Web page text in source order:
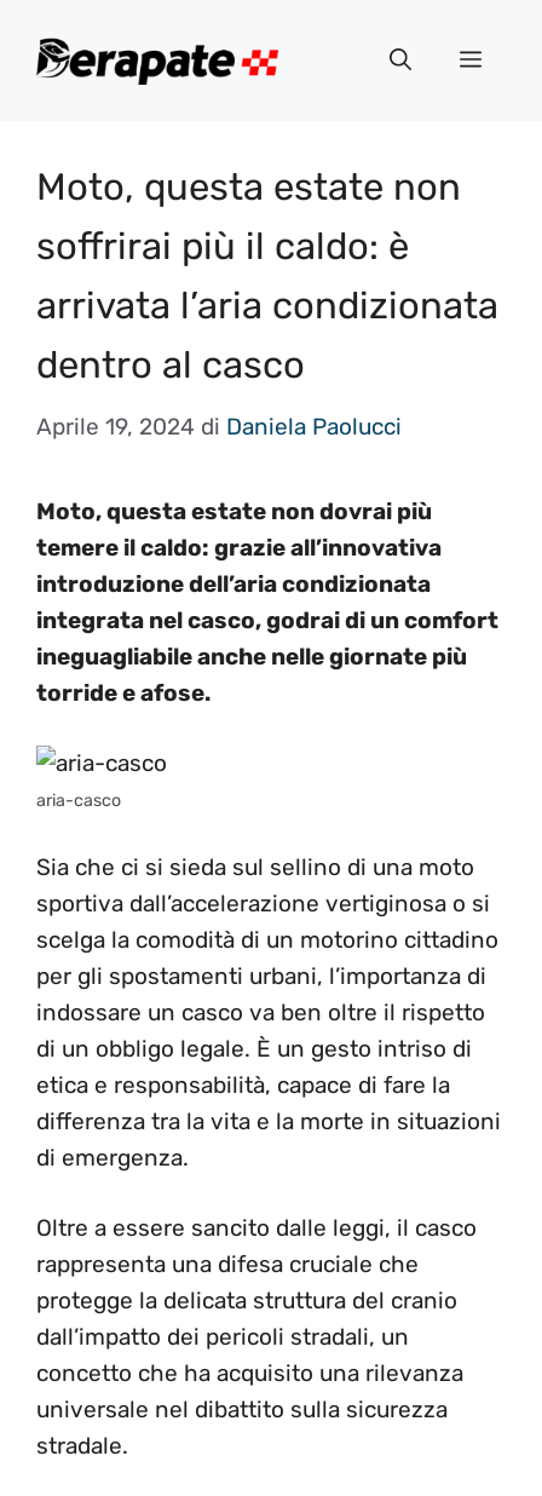
Menu
Moto, questa estate non
soffrirai più il caldo: è
arrivata l’aria condizionata
dentro al casco
Aprile 19, 2024 di Daniela Paolucci
Moto, questa estate non dovrai più
temere il caldo: grazie all’innovativa
introduzione dell’aria condizionata
integrata nel casco, godrai di un comfort
ineguagliabile anche nelle giornate più
torride e afose.
aria-casco
Sia che ci si sieda sul sellino di una moto
sportiva dall’accelerazione vertiginosa o si
scelga la comodità di un motorino cittadino
per gli spostamenti urbani, l’importanza di
indossare un casco va ben oltre il rispetto
di un obbligo legale. È un gesto intriso di
etica e responsabilità, capace di fare la
differenza tra la vita e la morte in situazioni
di emergenza.
Oltre a essere sancito dalle leggi, il casco
rappresenta una difesa cruciale che
protegge la delicata struttura del cranio
dall’impatto dei pericoli stradali, un
concetto che ha acquisito una rilevanza
universale nel dibattito sulla sicurezza
stradale.